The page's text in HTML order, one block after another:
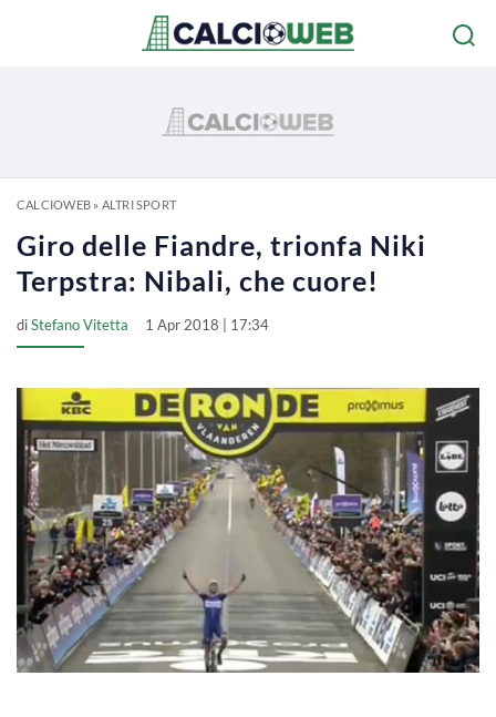
CALCIOWEB» ALTRI SPORT
Giro delle Fiandre, trionfa Niki
Terpstra: Nibali, che cuore!
diStefano Vitetta 1 Apr 2018 | 17:34